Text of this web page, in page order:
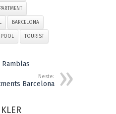
BARCELONA
POOL TOURIST
Neste:
Barcelona